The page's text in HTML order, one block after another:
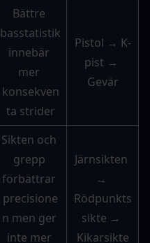
Bättre
basstatistik
innebär
mer
konsekven
ta strider
Pistol → K-
pist →
Gevär
Sikten och
grepp
förbättrar
precisione
n men ger
inte mer
Järnsikten
→
Rödpunkts
sikte →
Kikarsikte